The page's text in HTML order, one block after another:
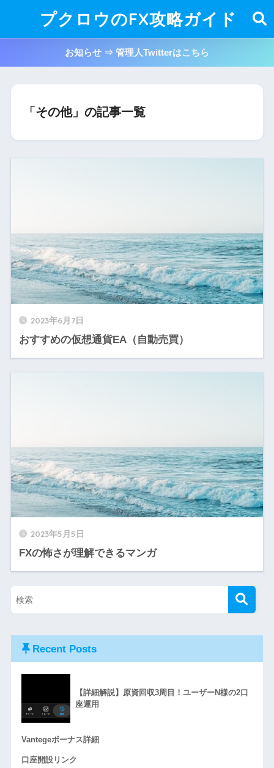
プクロウのFX攻略ガイド
お知らせ ⇒ 管理人Twitterはこちら
「その他」の記事一覧
2023年6月7日
おすすめの仮想通貨EA（自動売買）
2023年5月5日
FXの怖さが理解できるマンガ
Recent Posts
【詳細解説】原資回収3周目！ユーザーN様の2口
座運用
Vantegeボーナス詳細
口座開設リンク